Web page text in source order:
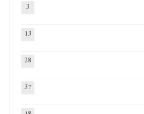
3
13
28
37